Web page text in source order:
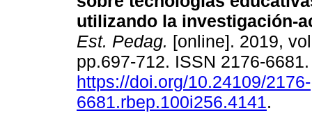
utilizando la investigación-
Est. Pedag. [online]. 2019,
pp.697-712. ISSN 2176-
https://doi.org/10.24109/2176-
6681.rbep.100i256.4141.